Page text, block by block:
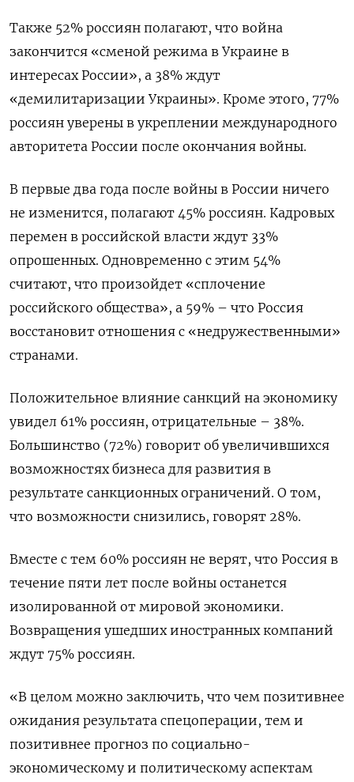
Также 52% россиян полагают, что война
закончится «сменой режима в Украине в
интересах России», а 38% ждут
«демилитаризации Украины». Кроме этого, 77%
россиян уверены в укреплении международного
авторитета России после окончания войны.
В первые два года после войны в России ничего
не изменится, полагают 45% россиян. Кадровых
перемен в российской власти ждут 33%
опрошенных. Одновременно с этим 54%
считают, что произойдет «сплочение
российского общества», а 59% – что Россия
восстановит отношения с «недружественными»
странами.
Положительное влияние санкций на экономику
увидел 61% россиян, отрицательные – 38%.
Большинство (72%) говорит об увеличившихся
возможностях бизнеса для развития в
результате санкционных ограничений. О том,
что возможности снизились, говорят 28%.
Вместе с тем 60% россиян не верят, что Россия в
течение пяти лет после войны останется
изолированной от мировой экономики.
Возвращения ушедших иностранных компаний
ждут 75% россиян.
«В целом можно заключить, что чем позитивнее
ожидания результата спецоперации, тем и
позитивнее прогноз по социально-
экономическому и политическому аспектам